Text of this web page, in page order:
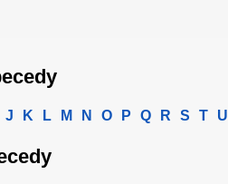
J K L M N O P Q R S T U